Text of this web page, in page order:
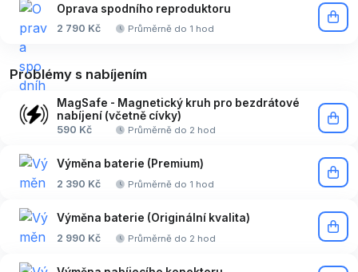
Oprava spodního reproduktoru
2 790 Kč Průměrně do 1 hod
Problémy s nabíjením
MagSafe - Magnetický kruh pro bezdrátové
nabíjení (včetně cívky)
590 Kč Průměrně do 2 hod
Výměna baterie (Premium)
2 390 Kč Průměrně do 1 hod
Výměna baterie (Originální kvalita)
2 990 Kč Průměrně do 2 hod